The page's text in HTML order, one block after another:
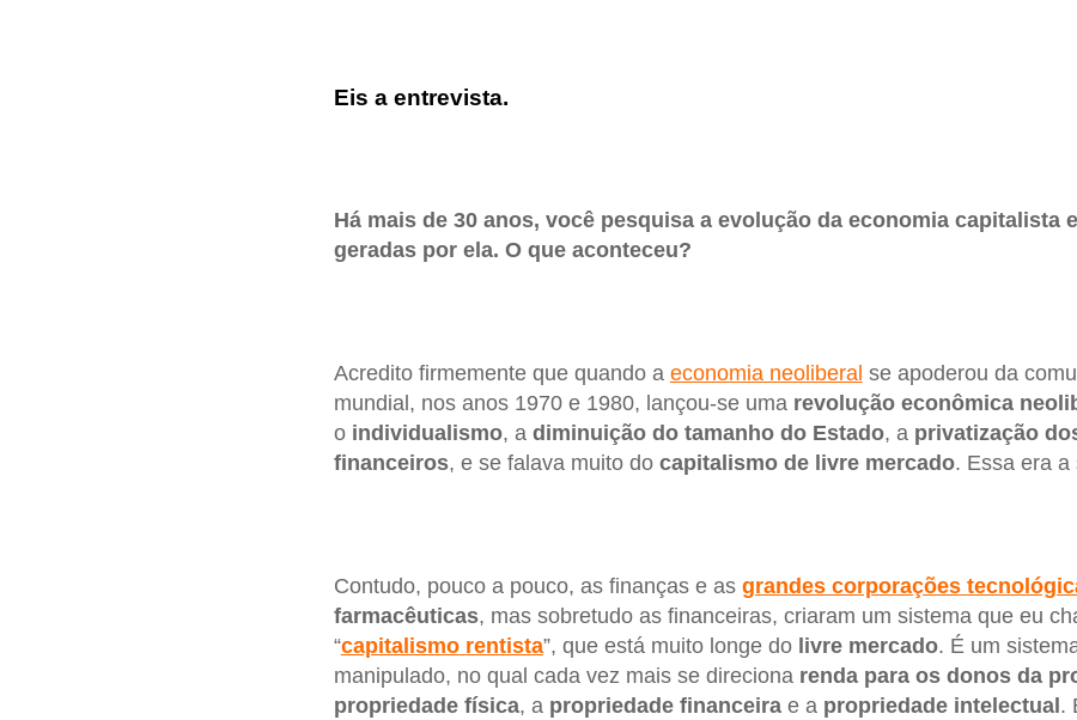
Eis a entrevista.
Há mais de 30 anos, você pesquisa a evolução da economia capitalista
geradas por ela. O que aconteceu?
Acredito firmemente que quando a economia neoliberal se apoderou da
mundial, nos anos 1970 e 1980, lançou-se uma revolução econômica
o individualismo, a diminuição do tamanho do Estado, a privatização
financeiros, e se falava muito do capitalismo de livre mercado. Essa era a
Contudo, pouco a pouco, as finanças e as grandes corporações
farmacêuticas, mas sobretudo as financeiras, criaram um sistema que eu
“capitalismo rentista”, que está muito longe do livre mercado. É um
manipulado, no qual cada vez mais se direciona renda para os donos da
propriedade física, a propriedade financeirae a propriedade intelectual .